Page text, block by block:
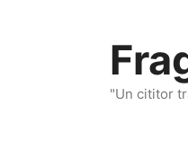
"Un cititor